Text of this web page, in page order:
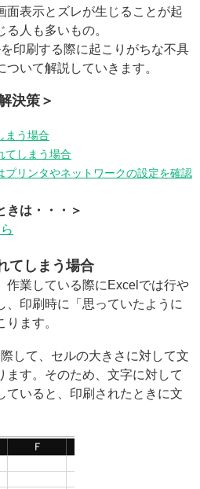
面表示とズレが生じることが起
人も多いもの。
印刷する際に起こりがちな不具
いて解説していきます。
決策＞
まう場合
てしまう場合
プリンタやネットワークの設定を確認
きは・・・＞
てしまう場合
作業している際にExcelでは行や
、印刷時に「思っていたように
ます。
して、セルの大きさに対して文
ます。そのため、文字に対して
ていると、印刷されたときに文